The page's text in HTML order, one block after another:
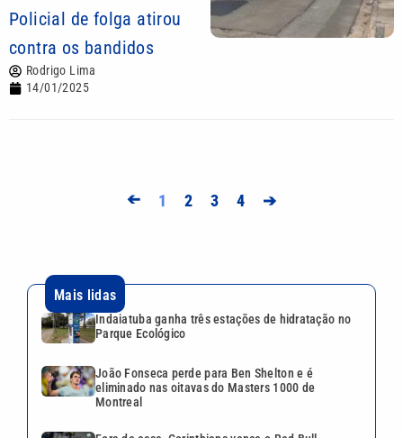
Policial de folga atirou
contra os bandidos
Rodrigo Lima
14/01/2025
➔ 1 2 3 4 ➔
Mais lidas
Indaiatuba ganha três estações de hidratação no
Parque Ecológico
João Fonseca perde para Ben Shelton e é
eliminado nas oitavas do Masters 1000 de
Montreal